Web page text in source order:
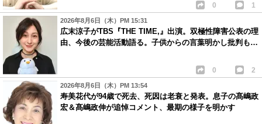
0 1
2026年8月6日（木）PM 15:31
広末涼子がTBS『THE TIME,』出演。双極性障害公表の理
由、今後の芸能活動語る。子供からの言葉明かし批判も…
0 2
2026年8月6日（木）PM 13:54
寿美花代が94歳で死去、死因は老衰と発表。息子の髙嶋政
宏＆髙嶋政伸が追悼コメント、最期の様子を明かす